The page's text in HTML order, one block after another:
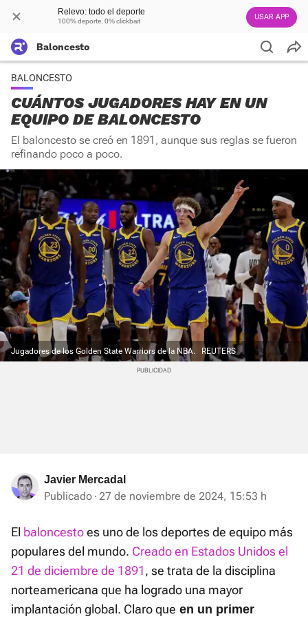
Relevo: todo el deporte
100% deporte. 0% clickbait USAR APP
Baloncesto
BALONCESTO
CUÁNTOS JUGADORES HAY EN UN
EQUIPO DE BALONCESTO
El baloncesto se creó en 1891, aunque sus reglas se fueron
refinando poco a poco.
Jugadores de los Golden State Warriors de la NBA. REUTERS
Javier Mercadal
Publicado 27 de noviembre de 2024, 15:53 h
El baloncestoes uno de los deportes de equipo más
populares del mundo. Creado en Estados Unidos el
21 de diciembre de 1891, se trata de la disciplina
norteamericana que ha logrado una mayor
implantación global. Claro que en un primer